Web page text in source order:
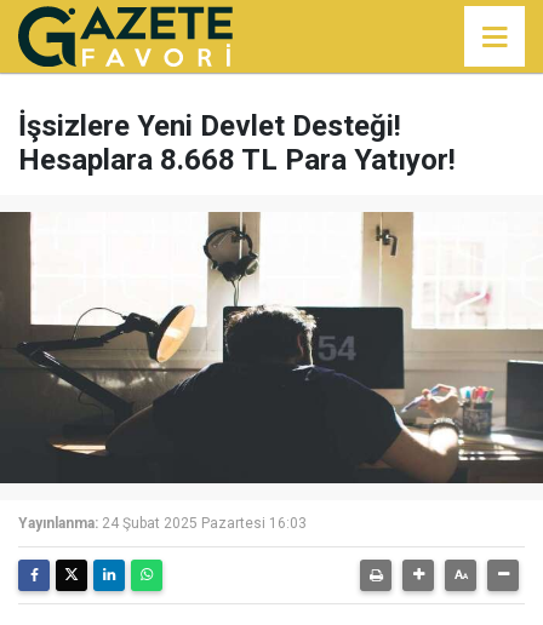
İşsizlere Yeni Devlet Desteği!
Hesaplara 8.668 TL Para Yatıyor!
Yayınlanma: 24 Şubat 2025 Pazartesi 16:03